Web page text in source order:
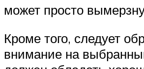
может просто
Кроме того, следует
внимание на